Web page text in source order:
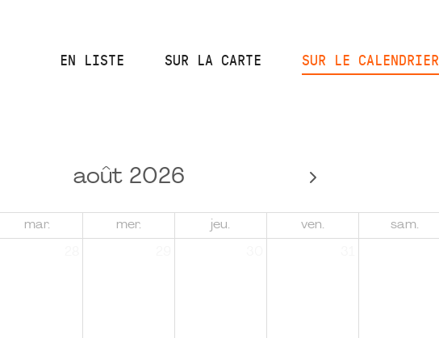
EN LISTE SUR LA CARTE SUR LE CALENDRIER
août 2026
mar. mer. jeu. ven. sam.